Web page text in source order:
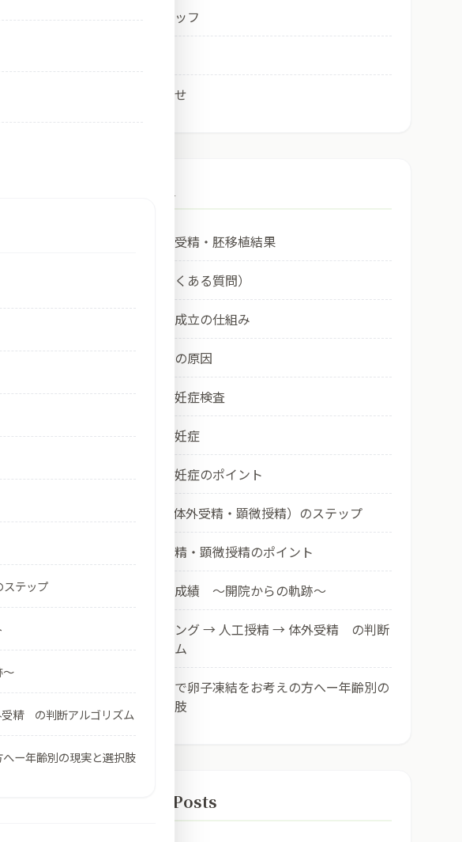
テップ
精 の判断アルゴリズム
ー年齢別の現実と選択肢
医師・スタッフ
お問い合わせ
Column
最近の体外受精・胚移植結果
ＦＡＱ（良くある質問）
① 妊娠の成立の仕組み
② 不妊症の原因
③ 一般不妊症検査
④ 男性不妊症
⑤ 一般不妊症のポイント
⑥ ART（体外受精・顕微授精）のステップ
⑦ 体外受精・顕微授精のポイント
⑧ 当院の成績 ～開院からの軌跡～
⑨ タイミング → 人工授精 → 体外受精 の判断
アルゴリズム
⑩ 三重県で卵子凍結をお考えの方へー年齢別の
現実と選択肢
Recent Posts